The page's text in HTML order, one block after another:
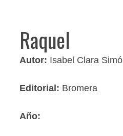
Raquel
Autor: Isabel Clara Simó
Editorial: Bromera
Año: